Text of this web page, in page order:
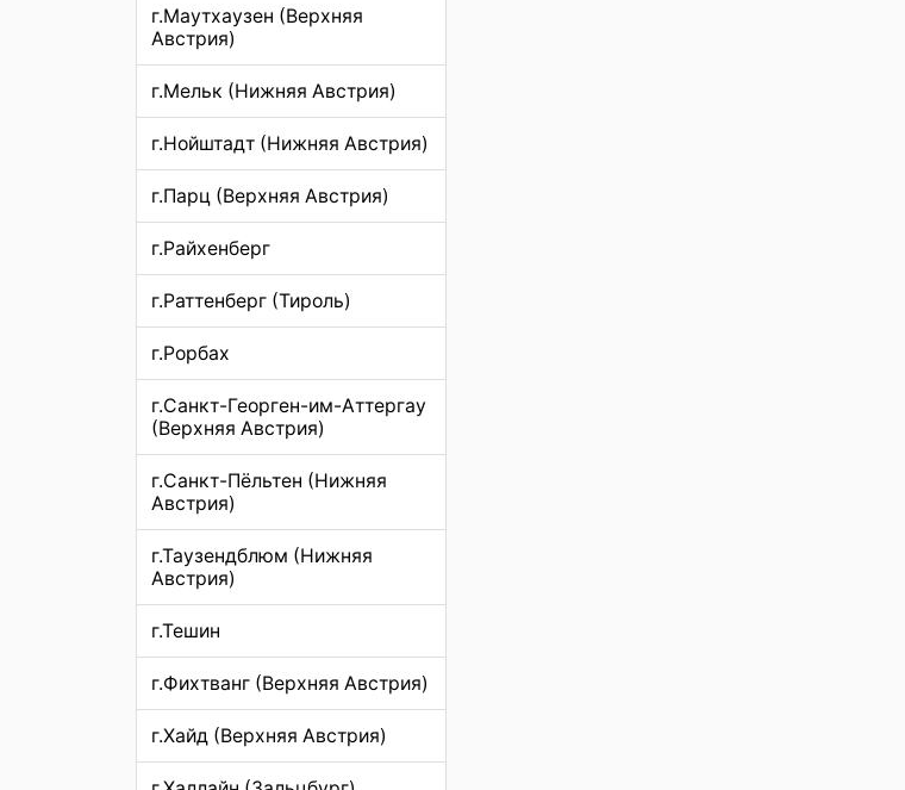
г.Маутхаузен (Верхняя
Австрия)
г.Мельк (Нижняя Австрия)
г.Нойштадт (Нижняя Австрия)
г.Парц (Верхняя Австрия)
г.Райхенберг
г.Раттенберг (Тироль)
г.Рорбах
г.Санкт-Георген-им-Аттергау
(Верхняя Австрия)
г.Санкт-Пёльтен (Нижняя
Австрия)
г.Таузендблюм (Нижняя
Австрия)
г.Тешин
г.Фихтванг (Верхняя Австрия)
г.Хайд (Верхняя Австрия)